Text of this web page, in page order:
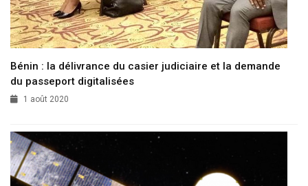
Bénin : la délivrance du casier judiciaire et la demande
du passeport digitalisées
1 août 2020